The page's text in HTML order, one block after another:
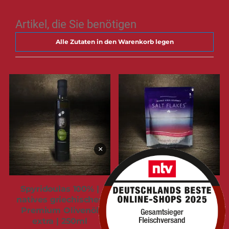
Artikel, die Sie benötigen
Alle Zutaten in den Warenkorb legen
Spyridoulas 100% |
natives griechisches
Premium Olivenöl
extra | 250ml
Australische Murray
River Gourmet Salt
Flakes | Finishersalz
für Steak & Genuss |
×